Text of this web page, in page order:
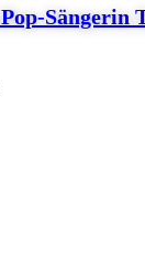
Sängerin